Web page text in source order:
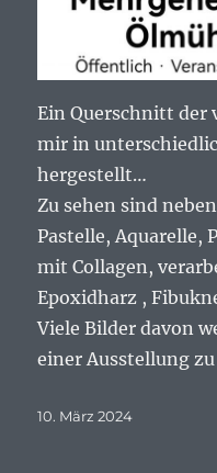
Ein Querschnitt der
mir in
hergestellt…
Zu sehen sind
Pastelle, Aquarelle,
mit Collagen,
Epoxidharz ,
Viele Bilder davon
einer Ausstellung
Veröffentlicht
10. März 2024